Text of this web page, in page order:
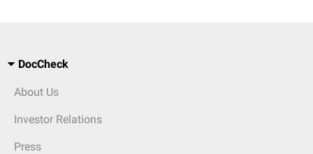
DocCheck
About Us
Investor Relations
Press